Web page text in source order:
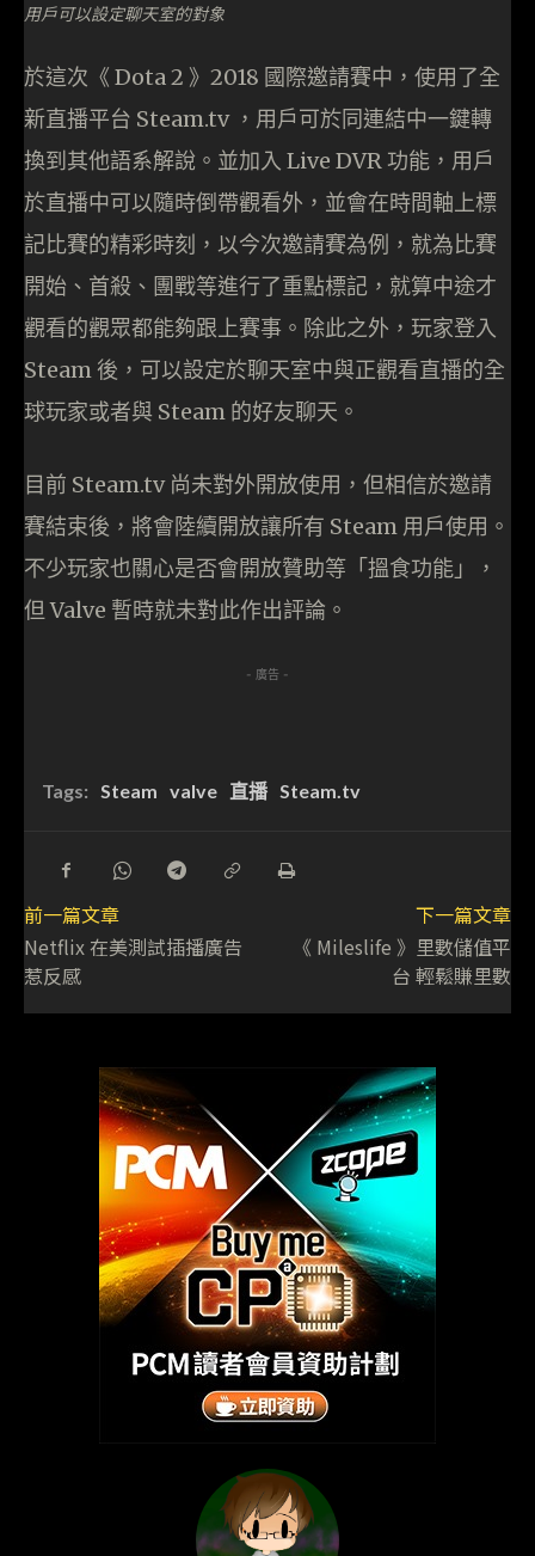
用戶可以設定聊天室的對象
於這次《 Dota 2 》2018 國際邀請賽中，使用了全
新直播平台 Steam.tv ，用戶可於同連結中一鍵轉
換到其他語系解說。並加入 Live DVR 功能，用戶
於直播中可以隨時倒帶觀看外，並會在時間軸上標
記比賽的精彩時刻，以今次邀請賽為例，就為比賽
開始、首殺、團戰等進行了重點標記，就算中途才
觀看的觀眾都能夠跟上賽事。除此之外，玩家登入
Steam 後，可以設定於聊天室中與正觀看直播的全
球玩家或者與 Steam 的好友聊天。
目前 Steam.tv 尚未對外開放使用，但相信於邀請
賽結束後，將會陸續開放讓所有 Steam 用戶使用。
不少玩家也關心是否會開放贊助等「搵食功能」，
但 Valve 暫時就未對此作出評論。
- 廣告 -
Tags: Steam valve 直播 Steam.tv
前一篇文章
Netflix 在美測試插播廣告
惹反感
下一篇文章
《 Mileslife 》里數儲值平
台 輕鬆賺里數